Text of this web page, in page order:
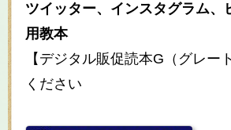
ツイッター、インスタグラム、
用教本
【デジタル販促読本G（グレー
ください